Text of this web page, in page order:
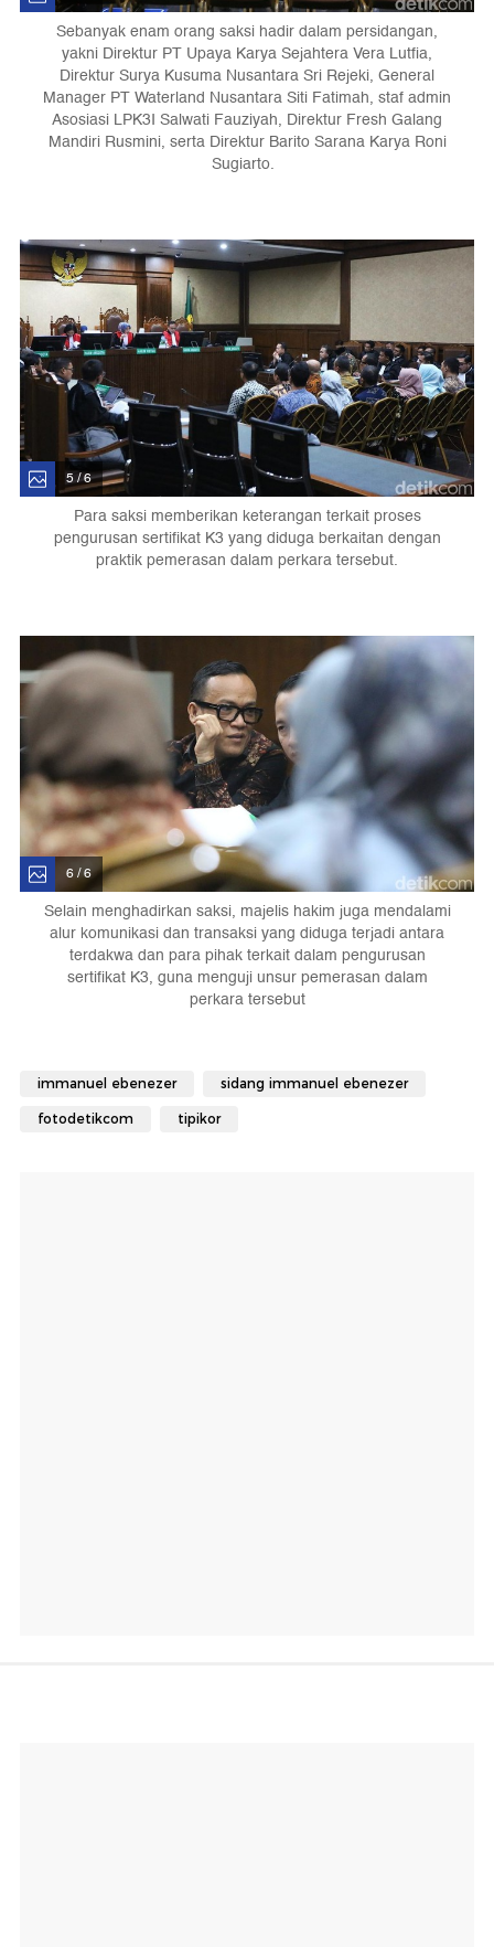
Sebanyak enam orang saksi hadir dalam persidangan,
yakni Direktur PT Upaya Karya Sejahtera Vera Lutfia,
Direktur Surya Kusuma Nusantara Sri Rejeki, General
Manager PT Waterland Nusantara Siti Fatimah, staf admin
Asosiasi LPK3I Salwati Fauziyah, Direktur Fresh Galang
Mandiri Rusmini, serta Direktur Barito Sarana Karya Roni
Sugiarto.
5 / 6
Para saksi memberikan keterangan terkait proses
pengurusan sertifikat K3 yang diduga berkaitan dengan
praktik pemerasan dalam perkara tersebut.
6 / 6
Selain menghadirkan saksi, majelis hakim juga mendalami
alur komunikasi dan transaksi yang diduga terjadi antara
terdakwa dan para pihak terkait dalam pengurusan
sertifikat K3, guna menguji unsur pemerasan dalam
perkara tersebut
immanuel ebenezer sidang immanuel ebenezer
fotodetikcom tipikor